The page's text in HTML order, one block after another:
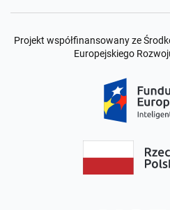
Projekt współfinansowany ze
Europejskiego